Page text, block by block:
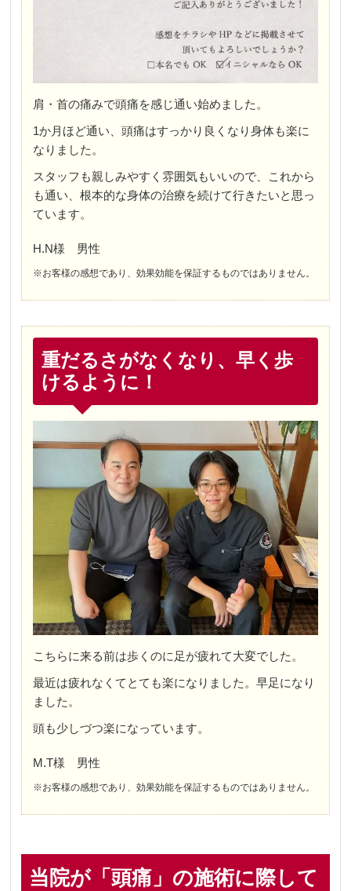
肩・首の痛みで頭痛を感じ通い始めました。
1か月ほど通い、頭痛はすっかり良くなり身体も楽に
なりました。
スタッフも親しみやすく雰囲気もいいので、これから
も通い、根本的な身体の治療を続けて行きたいと思っ
ています。
H.N様 男性
※お客様の感想であり、効果効能を保証するものではありません。
重だるさがなくなり、早く歩
けるように！
こちらに来る前は歩くのに足が疲れて大変でした。
最近は疲れなくてとても楽になりました。早足になり
ました。
頭も少しづつ楽になっています。
M.T様 男性
※お客様の感想であり、効果効能を保証するものではありません。
当院が「頭痛」の施術に際して